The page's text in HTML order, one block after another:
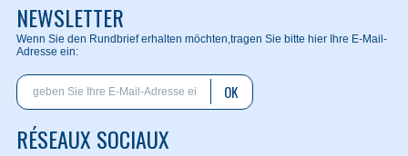
NEWSLETTER
Wenn Sie den Rundbrief erhalten möchten,tragen Sie bitte hier Ihre E-Mail-
Adresse ein:
OK
RÉSEAUX SOCIAUX